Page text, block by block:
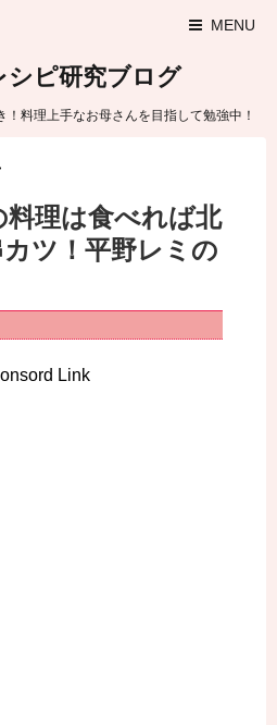
MENU
ピ研究ブログ
料理上手なお母さんを目指して勉強中！
理は食べれば北
ツ！平野レミの
Link